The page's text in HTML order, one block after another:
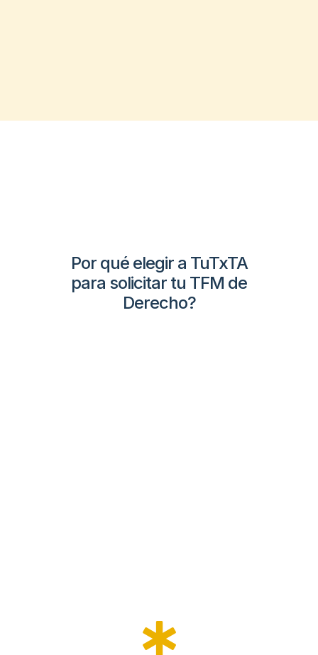
Por qué elegir a TuTxTA
para solicitar tu TFM de
Derecho?